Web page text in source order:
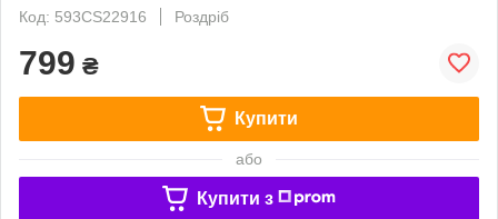
Код: 593CS22916
Роздріб
799 ₴
Купити
або
Купити з